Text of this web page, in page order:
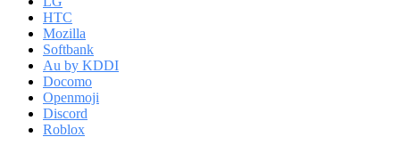
HTC
Mozilla
Softbank
Au by KDDI
Docomo
Openmoji
Discord
Roblox